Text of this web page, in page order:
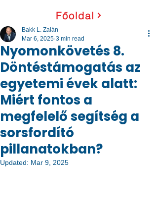
Főoldal
Nyomonkövetés 8.
Döntéstámogatás az
egyetemi évek alatt:
Miért fontos a
megfelelő segítség a
sorsfordító
pillanatokban?
Bakk L. Zalán
Mar 6, 2025 3 min read
Updated: Mar 9, 2025